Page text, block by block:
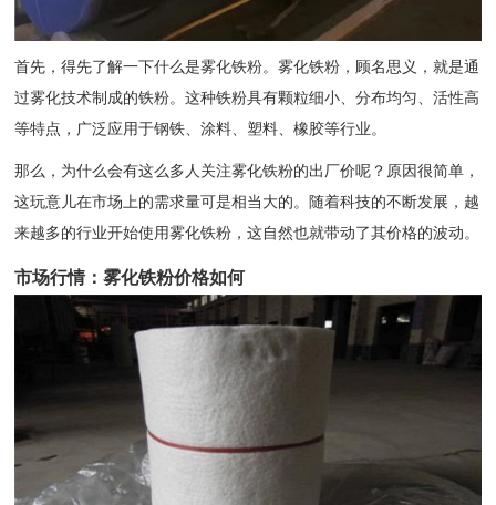
首先，得先了解一下什么是雾化铁粉。雾化铁粉，顾名思义，就是通
过雾化技术制成的铁粉。这种铁粉具有颗粒细小、分布均匀、活性高
等特点，广泛应用于钢铁、涂料、塑料、橡胶等行业。
那么，为什么会有这么多人关注雾化铁粉的出厂价呢？原因很简单，
这玩意儿在市场上的需求量可是相当大的。随着科技的不断发展，越
来越多的行业开始使用雾化铁粉，这自然也就带动了其价格的波动。
市场行情：雾化铁粉价格如何